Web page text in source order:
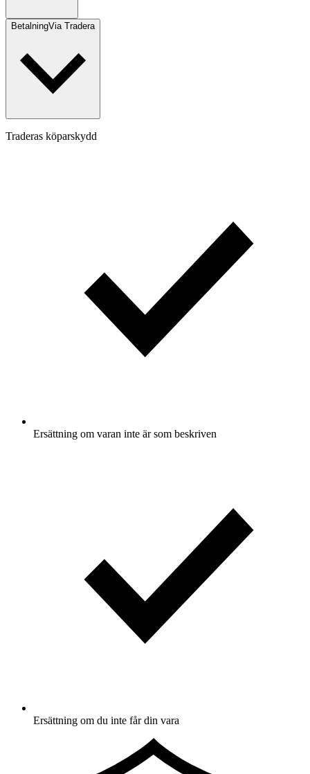
BetalningVia Tradera
Traderas köparskydd
Ersättning om varan inte är som beskriven
Ersättning om du inte får din vara